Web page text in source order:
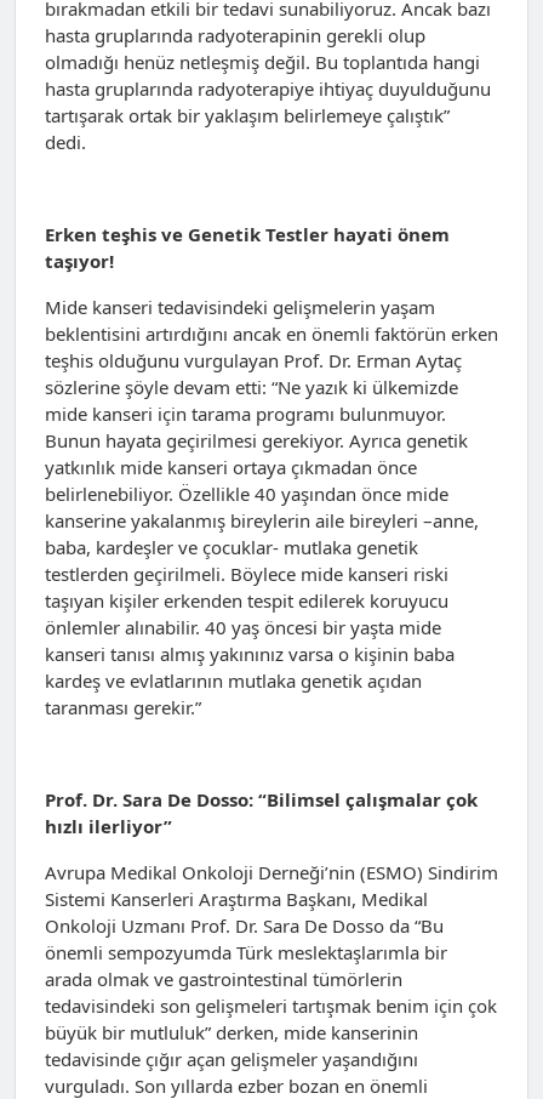
bırakmadan etkili bir tedavi sunabiliyoruz. Ancak bazı
hasta gruplarında radyoterapinin gerekli olup
olmadığı henüz netleşmiş değil. Bu toplantıda hangi
hasta gruplarında radyoterapiye ihtiyaç duyulduğunu
tartışarak ortak bir yaklaşım belirlemeye çalıştık”
dedi.
Erken teşhis ve Genetik Testler hayati önem
taşıyor!
Mide kanseri tedavisindeki gelişmelerin yaşam
beklentisini artırdığını ancak en önemli faktörün erken
teşhis olduğunu vurgulayan Prof. Dr. Erman Aytaç
sözlerine şöyle devam etti: “Ne yazık ki ülkemizde
mide kanseri için tarama programı bulunmuyor.
Bunun hayata geçirilmesi gerekiyor. Ayrıca genetik
yatkınlık mide kanseri ortaya çıkmadan önce
belirlenebiliyor. Özellikle 40 yaşından önce mide
kanserine yakalanmış bireylerin aile bireyleri –anne,
baba, kardeşler ve çocuklar- mutlaka genetik
testlerden geçirilmeli. Böylece mide kanseri riski
taşıyan kişiler erkenden tespit edilerek koruyucu
önlemler alınabilir. 40 yaş öncesi bir yaşta mide
kanseri tanısı almış yakınınız varsa o kişinin baba
kardeş ve evlatlarının mutlaka genetik açıdan
taranması gerekir.”
Prof. Dr. Sara De Dosso: “Bilimsel çalışmalar çok
hızlı ilerliyor”
Avrupa Medikal Onkoloji Derneği’nin (ESMO) Sindirim
Sistemi Kanserleri Araştırma Başkanı, Medikal
Onkoloji Uzmanı Prof. Dr. Sara De Dosso da “Bu
önemli sempozyumda Türk meslektaşlarımla bir
arada olmak ve gastrointestinal tümörlerin
tedavisindeki son gelişmeleri tartışmak benim için çok
büyük bir mutluluk” derken, mide kanserinin
tedavisinde çığır açan gelişmeler yaşandığını
vurguladı. Son yıllarda ezber bozan en önemli